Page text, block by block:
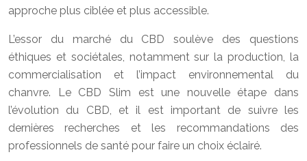
approche plus ciblée et plus accessible.
L’essor du marché du CBD soulève des questions
éthiques et sociétales, notamment sur la production, la
commercialisation et l’impact environnemental du
chanvre. Le CBD Slim est une nouvelle étape dans
l’évolution du CBD, et il est important de suivre les
dernières recherches et les recommandations des
professionnels de santé pour faire un choix éclairé.